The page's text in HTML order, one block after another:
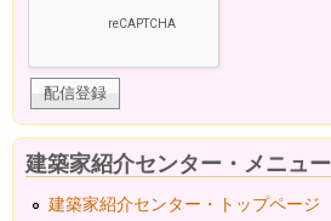
建築家紹介センター・メニュー
建築家紹介センター・トップページ